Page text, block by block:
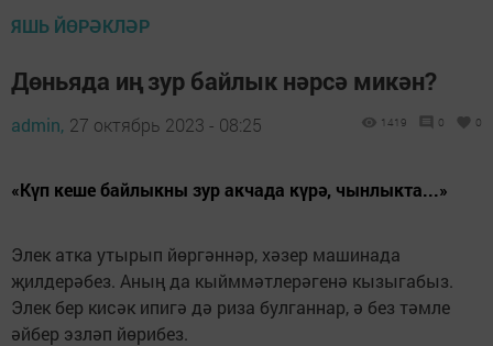
ЯШЬ ЙӨРӘКЛӘР
Дөньяда иң зур байлык нәрсә микән?
admin, 27 октябрь 2023 - 08:25 1419 0 0
«Күп кеше байлыкны зур акчада күрә, чынлыкта...»
Элек атка утырып йөргәннәр, хәзер машинада
җилдерәбез. Аның да кыйммәтлерәгенә кызыгабыз.
Элек бер кисәк ипигә дә риза булганнар, ә без тәмле
әйбер эзләп йөрибез.